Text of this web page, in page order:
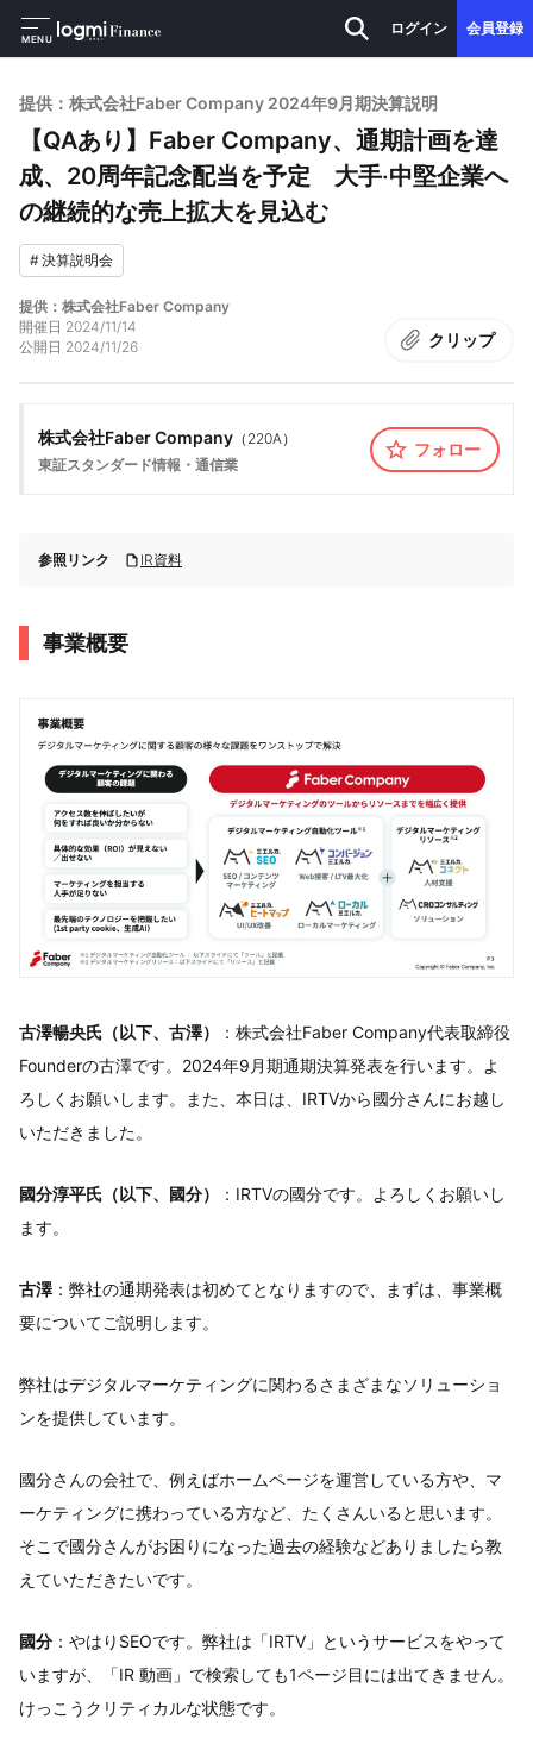
MENU
ログイン 会員登録
提供：株式会社Faber Company 2024年9月期決算説明
【QAあり】Faber Company、通期計画を達
成、20周年記念配当を予定 ⼤⼿‧中堅企業へ
の継続的な売上拡⼤を見込む
#決算説明会
提供：株式会社Faber Company
開催日 2024/11/14
公開日 2024/11/26 クリップ
株式会社Faber Company （ 220A）
東証スタンダード情報・通信業
フォロー
参照リンク IR資料
事業概要
古澤暢央氏（以下、古澤）
：株式会社Faber Company代表取締役
Founderの古澤です。2024年9月期通期決算発表を行います。よ
ろしくお願いします。また、本日は、IRTVから國分さんにお越し
いただきました。
國分淳平氏（以下、國分）
：IRTVの國分です。よろしくお願いし
ます。
古澤：弊社の通期発表は初めてとなりますので、まずは、事業概
要についてご説明します。
弊社はデジタルマーケティングに関わるさまざまなソリューショ
ンを提供しています。
國分さんの会社で、例えばホームページを運営している方や、マ
ーケティングに携わっている方など、たくさんいると思います。
そこで國分さんがお困りになった過去の経験などありましたら教
えていただきたいです。
國分 ：やはりSEOです。弊社は「IRTV」というサービスをやって
いますが、「IR 動画」で検索しても1ページ目には出てきません。
けっこうクリティカルな状態です。